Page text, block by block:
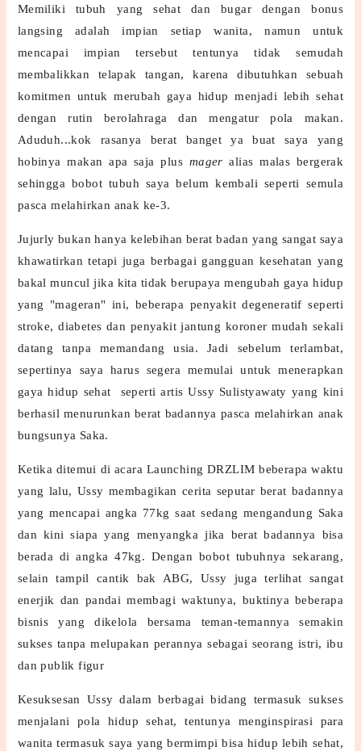
Memiliki tubuh yang sehat dan bugar dengan bonus
langsing adalah impian setiap wanita, namun untuk
mencapai impian tersebut tentunya tidak semudah
membalikkan telapak tangan, karena dibutuhkan sebuah
komitmen untuk merubah gaya hidup menjadi lebih sehat
dengan rutin berolahraga dan mengatur pola makan.
Aduduh...kok rasanya berat banget ya buat saya yang
hobinya makan apa saja plus mageralias malas bergerak
sehingga bobot tubuh saya belum kembali seperti semula
pasca melahirkan anak ke-3.
Jujurly bukan hanya kelebihan berat badan yang sangat saya
khawatirkan tetapi juga berbagai gangguan kesehatan yang
bakal muncul jika kita tidak berupaya mengubah gaya hidup
yang "mageran" ini, beberapa penyakit degeneratif seperti
stroke, diabetes dan penyakit jantung koroner mudah sekali
datang tanpa memandang usia. Jadi sebelum terlambat,
sepertinya saya harus segera memulai untuk menerapkan
gaya hidup sehat seperti artis Ussy Sulistyawaty yang kini
berhasil menurunkan berat badannya pasca melahirkan anak
bungsunya Saka.
Ketika ditemui di acara Launching DRZLIM beberapa waktu
yang lalu, Ussy membagikan cerita seputar berat badannya
yang mencapai angka 77kg saat sedang mengandung Saka
dan kini siapa yang menyangka jika berat badannya bisa
berada di angka 47kg. Dengan bobot tubuhnya sekarang,
selain tampil cantik bak ABG, Ussy juga terlihat sangat
enerjik dan pandai membagi waktunya, buktinya beberapa
bisnis yang dikelola bersama teman-temannya semakin
sukses tanpa melupakan perannya sebagai seorang istri, ibu
dan publik figur
Kesuksesan Ussy dalam berbagai bidang termasuk sukses
menjalani pola hidup sehat, tentunya menginspirasi para
wanita termasuk saya yang bermimpi bisa hidup lebih sehat,